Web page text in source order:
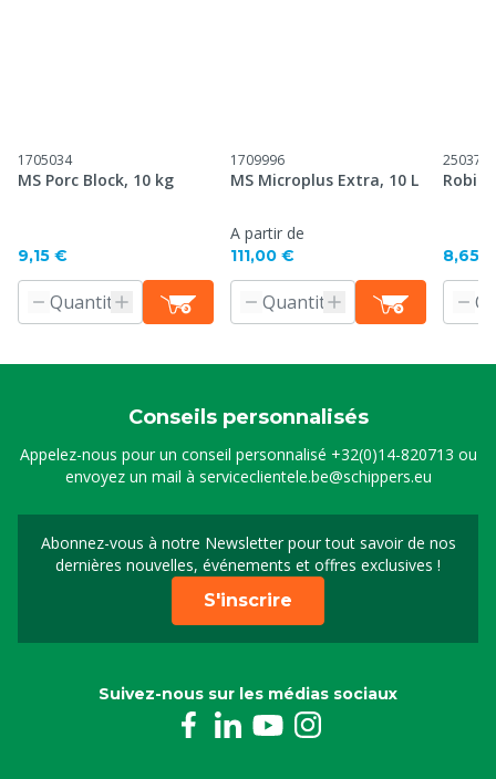
1705034
MS Porc Block, 10 kg
9,15 €
1709996
MS Microplus Extra, 10 L
A partir de
111,00 €
2503710
8,65 €
Conseils personnalisés
Appelez-nous pour un conseil personnalisé +32(0)14-820713 ou
envoyez un mail à serviceclientele.be@schippers.eu
Abonnez-vous à notre Newsletter pour tout savoir de nos
dernières nouvelles, événements et offres exclusives !
Inscrivez-vous à notre
S'inscrire
Suivez-nous sur les médias sociaux